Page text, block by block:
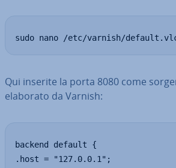
sudo nano /etc/varnish/
Qui inserite la porta 8080 come
elaborato da Varnish:
backend default {
.host = "127.0.0.1";